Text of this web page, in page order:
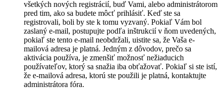
všetkých nových registrácií, buď Vami, alebo administrátorom
pred tim, ako sa budete môcť prihlásiť. Keď ste sa
registrovali, boli by ste k tomu vyzvaný. Pokiaľ Vám bol
zaslaný e-mail, postupujte podľa inštrukcií v ňom uvedených,
pokiaľ ste tento e-mail neobdržali, uistite sa, že Vaša e-
mailová adresa je platná. Jedným z dôvodov, prečo sa
aktivácia používa, je zmenšiť možnosť nežiaducich
používateľov, ktorý sa snažia iba obťažovať. Pokiaľ si ste istí,
že e-mailová adresa, ktorú ste použili je platná, kontaktujte
administrátora fóra.